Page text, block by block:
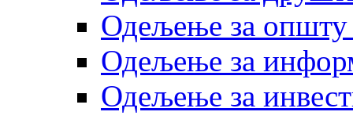
Одељење за општу
Одељење за
Одељење за